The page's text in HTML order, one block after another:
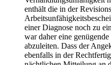
enthält die in der
einer Diagnose noch zu
war daher eine
abzuleiten. Dass der
ebenfalls in der